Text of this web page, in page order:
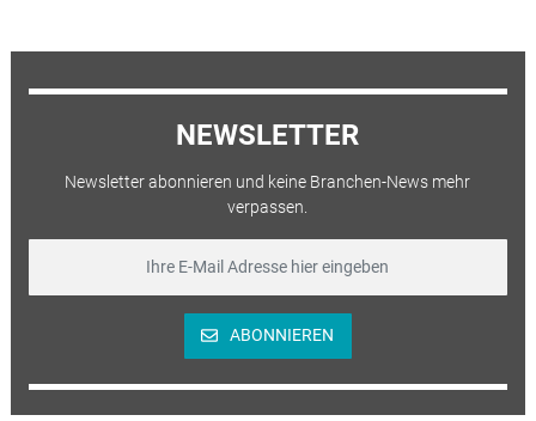
NEWSLETTER
Newsletter abonnieren und keine Branchen-News mehr
verpassen.
ABONNIEREN